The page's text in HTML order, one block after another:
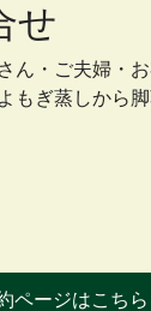
せ
・ご夫婦・
ぎ蒸しから
ページはこちら